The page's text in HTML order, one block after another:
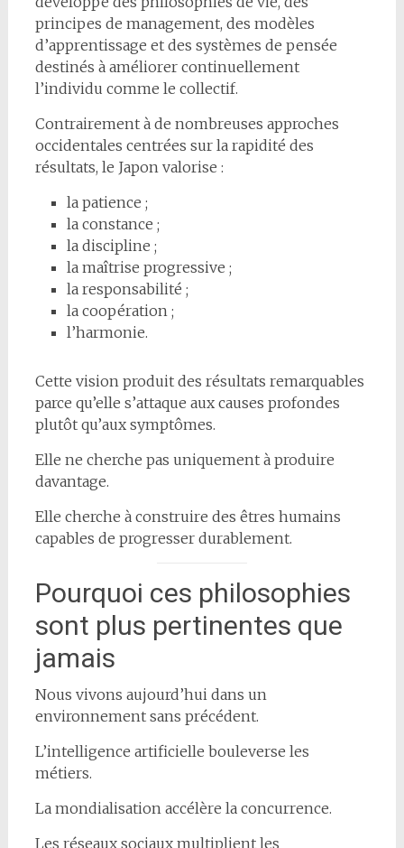
principes de management, des modèles
d’apprentissage et des systèmes de pensée
destinés à améliorer continuellement
l’individu comme le collectif.
Contrairement à de nombreuses approches
occidentales centrées sur la rapidité des
résultats, le Japon valorise :
la patience ;
la constance ;
la discipline ;
la maîtrise progressive ;
la responsabilité ;
la coopération ;
l’harmonie.
Cette vision produit des résultats remarquables
parce qu’elle s’attaque aux causes profondes
plutôt qu’aux symptômes.
Elle ne cherche pas uniquement à produire
davantage.
Elle cherche à construire des êtres humains
capables de progresser durablement.
Pourquoi ces philosophies
sont plus pertinentes que
jamais
Nous vivons aujourd’hui dans un
environnement sans précédent.
L’intelligence artificielle bouleverse les
métiers.
La mondialisation accélère la concurrence.
Les réseaux sociaux multiplient les